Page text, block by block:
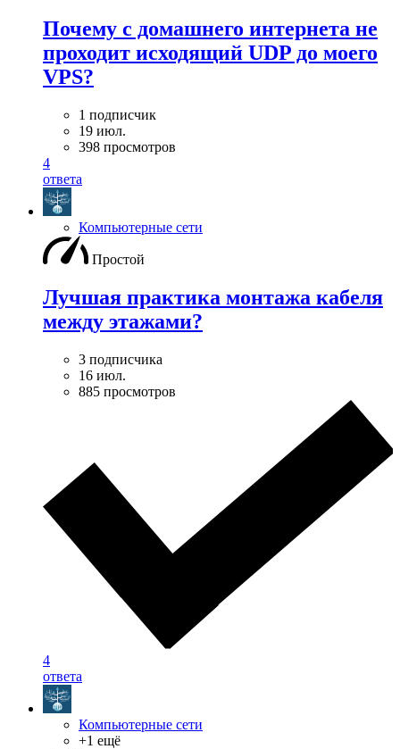
Почему с домашнего интернета не
проходит исходящий UDP до моего
VPS?
1 подписчик
19 июл.
398 просмотров
4
ответа
Компьютерные сети
Простой
Лучшая практика монтажа кабеля
между этажами?
3 подписчика
16 июл.
885 просмотров
4
ответа
Компьютерные сети
+1 ещё